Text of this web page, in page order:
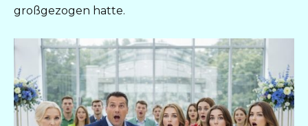
großgezogen hatte.